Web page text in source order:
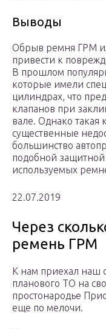
Выводы
Обрыв ремня ГРМ
привести к
В прошлом
которые имели
цилиндрах, что
клапанов при
вале. Однако такая
существенные
большинство
подобной защитной
используемых
22.07.2019
Через
ремень ГРМ
К нам приехал наш
планового ТО на
простонародье
еще по мелочи.